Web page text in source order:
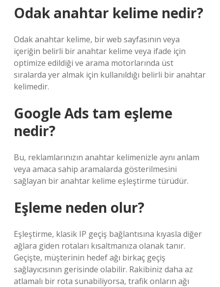
Odak anahtar kelime nedir?
Odak anahtar kelime, bir web sayfasının veya
içeriğin belirli bir anahtar kelime veya ifade için
optimize edildiği ve arama motorlarında üst
sıralarda yer almak için kullanıldığı belirli bir anahtar
kelimedir.
Google Ads tam eşleme
nedir?
Bu, reklamlarınızın anahtar kelimenizle aynı anlam
veya amaca sahip aramalarda gösterilmesini
sağlayan bir anahtar kelime eşleştirme türüdür.
Eşleme neden olur?
Eşleştirme, klasik IP geçiş bağlantısına kıyasla diğer
ağlara giden rotaları kısaltmanıza olanak tanır.
Geçişte, müşterinin hedef ağı birkaç geçiş
sağlayıcısının gerisinde olabilir. Rakibiniz daha az
atlamalı bir rota sunabiliyorsa, trafik onların ağı